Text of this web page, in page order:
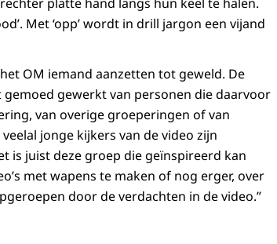
Met ‘opp’ wordt in drill jargon een vijand
OM iemand aanzetten tot geweld. De
gewerkt van personen die daarvoor
van overige groeperingen of van
jonge kijkers van de video zijn
is juist deze groep die geïnspireerd kan
met wapens te maken of nog erger, over
door de verdachten in de video.”